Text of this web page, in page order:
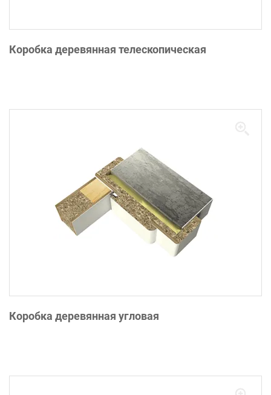
Коробка деревянная телескопическая
Коробка деревянная угловая